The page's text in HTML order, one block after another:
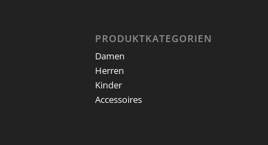
PRODUKTKATEGORIEN
Damen
Herren
Kinder
Accessoires